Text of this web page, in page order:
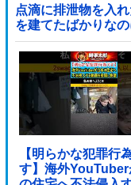
点滴に排泄物を入
を建てたばかりな
果……他
【明らかな犯罪行
す】海外YouTuber